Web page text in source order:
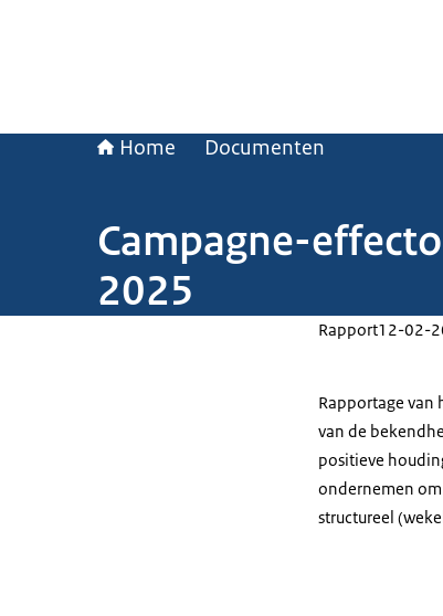
Home Documenten
Campagne-
2025
Rapport12-02-
Rapportage van
van de
positieve
ondernemen
structureel